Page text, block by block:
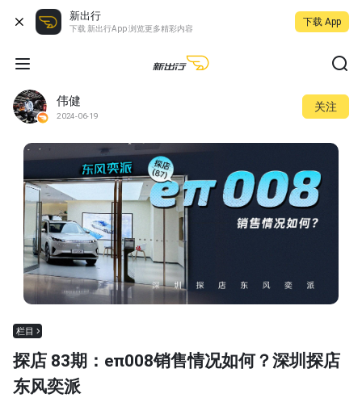
新出行
下载 新出行App 浏览更多精彩内容
下载 App
伟健
2024-06-19
关注
栏目
探店 83期：eπ008销售情况如何？深圳探店
东风奕派